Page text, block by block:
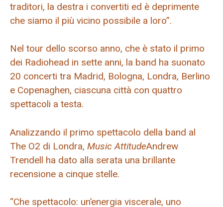
traditori, la destra i convertiti ed è deprimente
che siamo il più vicino possibile a loro”.
Nel tour dello scorso anno, che è stato il primo
dei Radiohead in sette anni, la band ha suonato
20 concerti tra Madrid, Bologna, Londra, Berlino
e Copenaghen, ciascuna città con quattro
spettacoli a testa.
Analizzando il primo spettacolo della band al
The O2 di Londra, Music AttitudeAndrew
Trendell ha dato alla serata una brillante
recensione a cinque stelle.
“Che spettacolo: un’energia viscerale, uno